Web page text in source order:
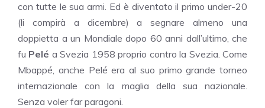
con tutte le sua armi. Ed è diventato il primo under-20
(li compirà a dicembre) a segnare almeno una
doppietta a un Mondiale dopo 60 anni dall’ultimo, che
fu Pelé a Svezia 1958 proprio contro la Svezia. Come
Mbappé, anche Pelé era al suo primo grande torneo
internazionale con la maglia della sua nazionale.
Senza voler far paragoni.